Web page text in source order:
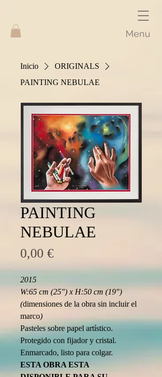
Menu
Inicio
ORIGINALS
PAINTING NEBULAE
PAINTING
NEBULAE
0,00 €Precio
2015
W:65 cm (25") x H:50 cm (19")
(dimensiones de la obra sin incluir el
marco)
Pasteles sobre papel artístico.
Protegido con fijador y cristal.
Enmarcado, listo para colgar.
ESTA OBRA ESTA